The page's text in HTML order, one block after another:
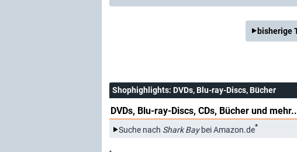
bisherige
Shophighlights: DVDs, Blu-ray-Discs, Bücher
DVDs, Blu-ray-Discs, CDs, Bücher und
Suche nach Shark Baybei Amazon.de*